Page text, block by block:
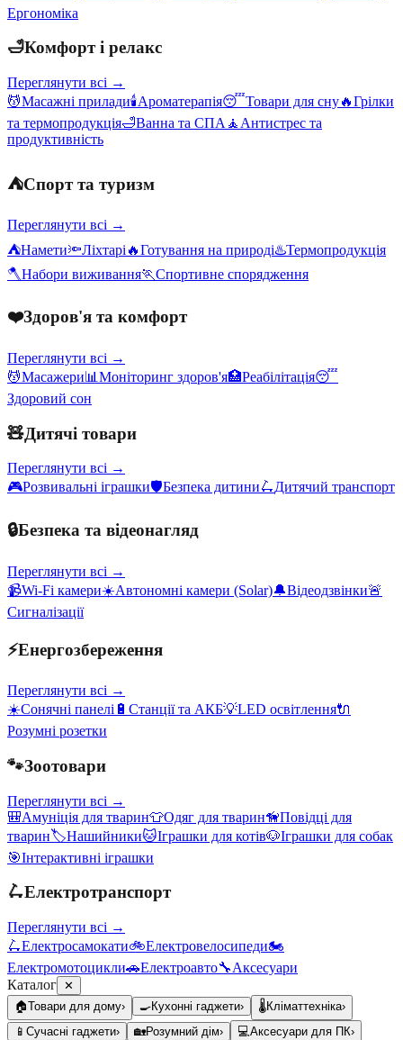
Ергономіка
🛁Комфорт і релакс
Переглянути всі →
💆Масажні прилади🕯️Ароматерапія😴Товари для сну🔥Грілки
та термопродукція🛁Ванна та СПА 🧘 Антистрес та
продуктивність
⛺Спорт та туризм
Переглянути всі →
⛺Намети🔦Ліхтарі 🔥Готування на природі♨️Термопродукція
🪓Набори виживання🏃Спортивне спорядження
❤️Здоров'я та комфорт
Переглянути всі →
💆Масажери📊 Моніторинг здоров'я🏥Реабілітація😴
Здоровий сон
🧸Дитячі товари
Переглянути всі →
🎮Розвивальні іграшки🛡️Безпека дитини🛴Дитячий транспорт
🔒Безпека та відеонагляд
Переглянути всі →
📹Wi-Fi камери☀️Автономні камери (Solar)🔔Відеодзвінки🚨
Сигналізації
⚡Енергозбереження
Переглянути всі →
☀️Сонячні панелі 🔋 Станції та АКБ💡LED освітлення🔌
Розумні розетки
🐾Зоотовари
Переглянути всі →
🎒Амуніція для тварин👕Одяг для тварин🦮Повідці для
тварин🏷️Нашийники🐱Іграшки для котів🐶Іграшки для собак
🎯Інтерактивні іграшки
🛴Електротранспорт
Переглянути всі →
🛴Електросамокати🚲Електровелосипеди🏍️
Електромотоцикли🚗Електроавто🔧Аксесуари
Каталог ✕
🏠Товари для дому› 🍳Кухонні гаджети› 🌡️Кліматтехніка›
📱 Сучасні гаджети› 🏡Розумний дім› 💻Аксесуари для ПК›